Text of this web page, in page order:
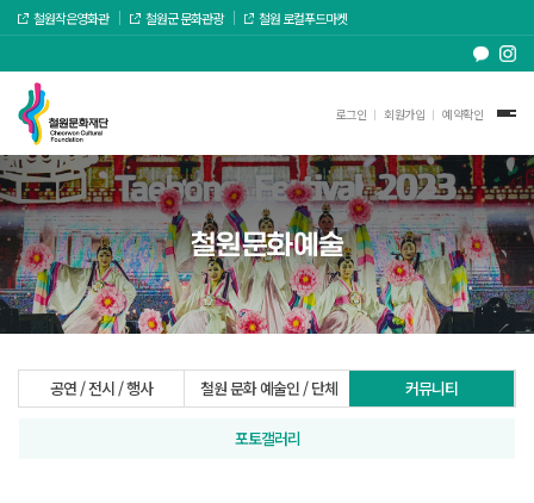
철원작은영화관 철원군 문화관광 철원 로컬푸드마켓
로그인 회원가입 예약확인
철원문화예술
공연 / 전시 / 행사 철원 문화 예술인 / 단체 커뮤니티
포토갤러리